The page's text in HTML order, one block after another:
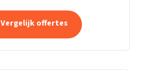
Vergelijk offertes